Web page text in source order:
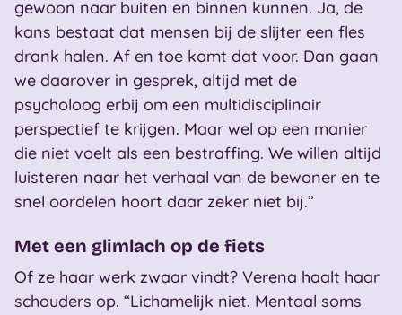
gewoon naar buiten en binnen kunnen. Ja, de
kans bestaat dat mensen bij de slijter een fles
drank halen. Af en toe komt dat voor. Dan gaan
we daarover in gesprek, altijd met de
psycholoog erbij om een multidisciplinair
perspectief te krijgen. Maar wel op een manier
die niet voelt als een bestraffing. We willen altijd
luisteren naar het verhaal van de bewoner en te
snel oordelen hoort daar zeker niet bij.”
Met een glimlach op de fiets
Of ze haar werk zwaar vindt? Verena haalt haar
schouders op. “Lichamelijk niet. Mentaal soms